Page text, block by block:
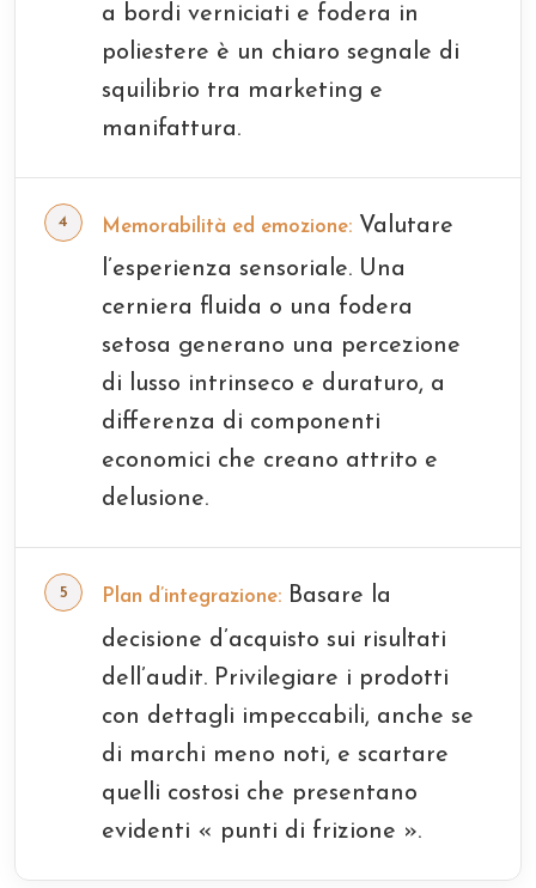
a bordi verniciati e fodera in
poliestere è un chiaro segnale di
squilibrio tra marketing e
manifattura.
Memorabilità ed emozione: Valutare
l’esperienza sensoriale. Una
cerniera fluida o una fodera
setosa generano una percezione
di lusso intrinseco e duraturo, a
differenza di componenti
economici che creano attrito e
delusione.
Plan d’integrazione: Basare la
decisione d’acquisto sui risultati
dell’audit. Privilegiare i prodotti
con dettagli impeccabili, anche se
di marchi meno noti, e scartare
quelli costosi che presentano
evidenti « punti di frizione ».